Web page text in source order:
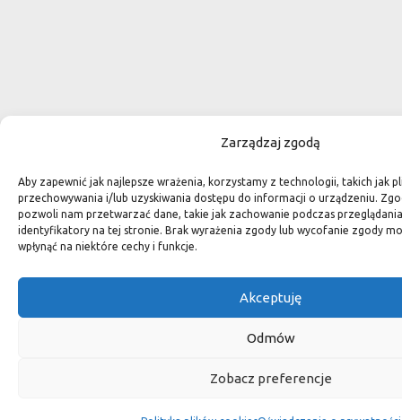
Zarządzaj zgodą
Aby zapewnić jak najlepsze wrażenia, korzystamy z technologii, takich jak
przechowywania i/lub uzyskiwania dostępu do informacji o urządzeniu.
pozwoli nam przetwarzać dane, takie jak zachowanie podczas
identyfikatory na tej stronie. Brak wyrażenia zgody lub wycofanie zgody
wpłynąć na niektóre cechy i funkcje.
Akceptuję
Odmów
Zobacz preferencje